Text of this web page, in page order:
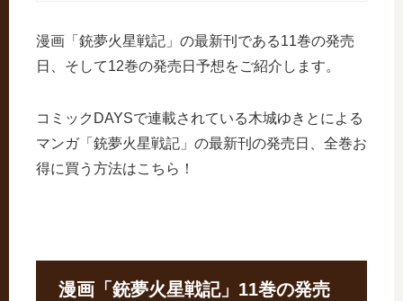
漫画「銃夢火星戦記」の最新刊である11巻の発売
日、そして12巻の発売日予想をご紹介します。
コミックDAYSで連載されている木城ゆきとによる
マンガ「銃夢火星戦記」の最新刊の発売日、全巻お
得に買う方法はこちら！
漫画「銃夢火星戦記」11巻の発売